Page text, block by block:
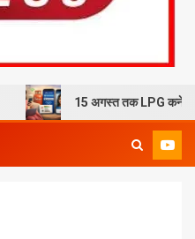
15 अगस्त तक LPG कनेक्शन की e-